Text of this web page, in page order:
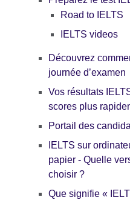
Road to IELTS
IELTS videos
Découvrez
journée d’examen
Vos résultats
scores plus
Portail des
IELTS sur
papier - Quelle
choisir ?
Que signifie «